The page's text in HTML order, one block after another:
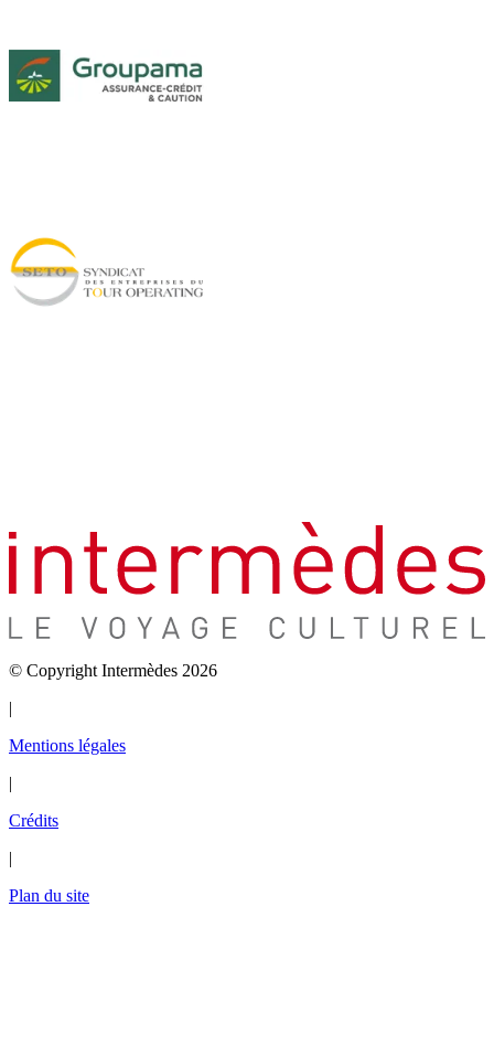
© Copyright Intermèdes 2026
|
Mentions légales
|
Crédits
|
Plan du site